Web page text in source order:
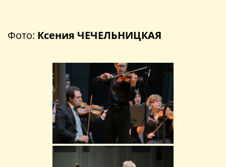
Фото: Ксения ЧЕЧЕЛЬНИЦКАЯ